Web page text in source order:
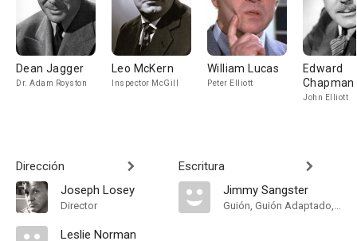
Dean Jagger
Dr. Adam Royston
Leo McKern
Inspector McGill
William Lucas
Peter Elliott
Edward
Chapman
John Elliott
Dirección
Joseph Losey
Director
Leslie Norman
Escritura
Jimmy Sangster
Guión, Guión Adaptado, Historia